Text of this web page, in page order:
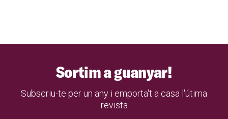
Sortim a guanyar!
Subscriu-te per un any i emporta't a casa l'útima
revista